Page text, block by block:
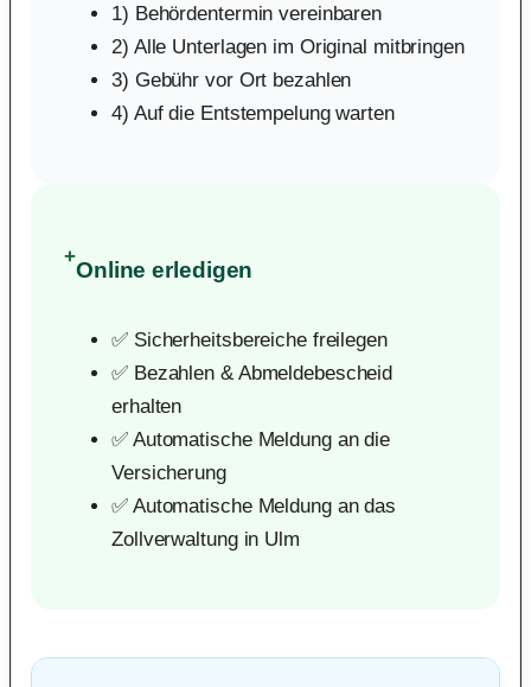
1) Behördentermin vereinbaren
2) Alle Unterlagen im Original mitbringen
3) Gebühr vor Ort bezahlen
4) Auf die Entstempelung warten
+
Online erledigen
✅ Sicherheitsbereiche freilegen
✅ Bezahlen & Abmeldebescheid
erhalten
✅ Automatische Meldung an die
Versicherung
✅ Automatische Meldung an das
Zollverwaltung in Ulm